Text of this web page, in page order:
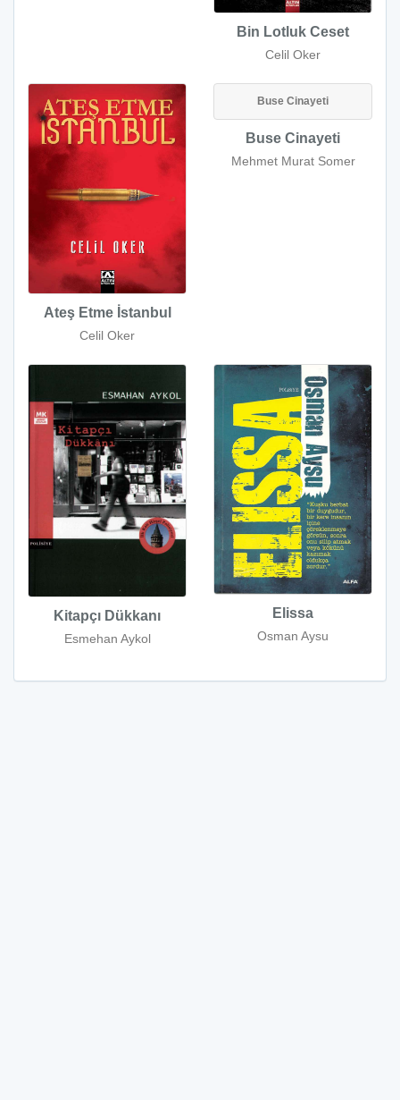
Bin Lotluk Ceset
Celil Oker
Ateş Etme İstanbul
Celil Oker
Buse Cinayeti
Buse Cinayeti
Mehmet Murat Somer
Kitapçı Dükkanı
Esmehan Aykol
Elissa
Osman Aysu